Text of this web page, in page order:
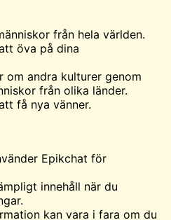
från hela världen.
öva på dina
om andra kulturer genom
från olika länder.
få nya vänner.
Epikchat för
innehåll när du
kan vara i fara om du